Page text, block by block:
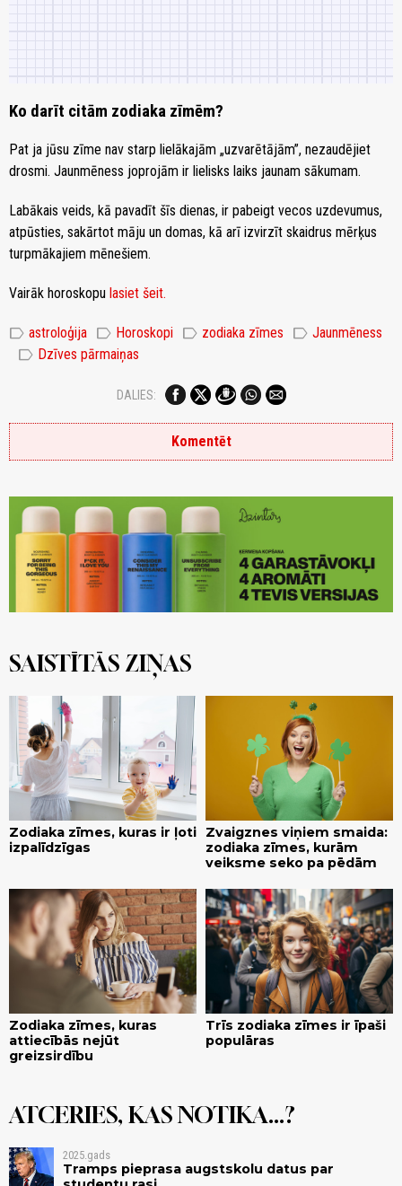
Ko darīt citām zodiaka zīmēm?
Pat ja jūsu zīme nav starp lielākajām „uzvarētājām”, nezaudējiet
drosmi. Jaunmēness joprojām ir lielisks laiks jaunam sākumam.
Labākais veids, kā pavadīt šīs dienas, ir pabeigt vecos uzdevumus,
atpūsties, sakārtot māju un domas, kā arī izvirzīt skaidrus mērķus
turpmākajiem mēnešiem.
Vairāk horoskopu lasiet šeit.
label astroloģija label Horoskopi label zodiaka zīmes label Jaunmēness
label Dzīves pārmaiņas
DALIES:
Komentēt
SAISTĪTĀS ZIŅAS
Zodiaka zīmes, kuras ir ļoti
izpalīdzīgas
Zvaigznes viņiem smaida:
zodiaka zīmes, kurām
veiksme seko pa pēdām
Zodiaka zīmes, kuras
attiecībās nejūt
greizsirdību
Trīs zodiaka zīmes ir īpaši
populāras
ATCERIES, KAS NOTIKA...?
2025.gads
Tramps pieprasa augstskolu datus par